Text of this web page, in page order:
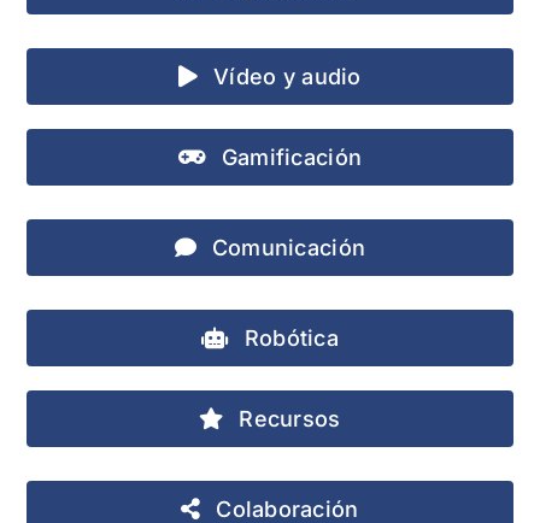
Vídeo y audio
Gamificación
Comunicación
Robótica
Recursos
Colaboración